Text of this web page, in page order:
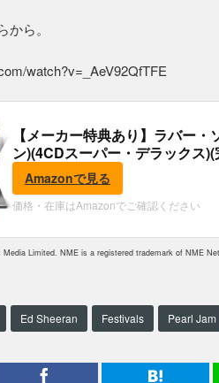
ら。
watch?v=_AeV92QfTFE
【メーカー特典あり】ラバー
ン)(4CDスーパー・デラックス
典:B2ポスター付)
Amazonで見る
価格・在庫はAmazonでご確認ください
Limited. NME is a registered trademark of NME
Ed Sheeran Festivals Pearl Jam